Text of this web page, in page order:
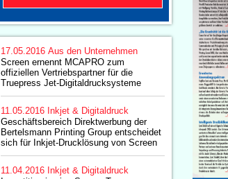
17.05.2016 Aus den Unternehmen
Screen ernennt MCAPRO zum
offiziellen Vertriebspartner für die
Truepress Jet-Digitaldrucksysteme
11.05.2016 Inkjet & Digitaldruck
Geschäftsbereich Direktwerbung der
Bertelsmann Printing Group entscheidet
sich für Inkjet-Drucklösung von Screen
11.04.2016 Inkjet & Digitaldruck